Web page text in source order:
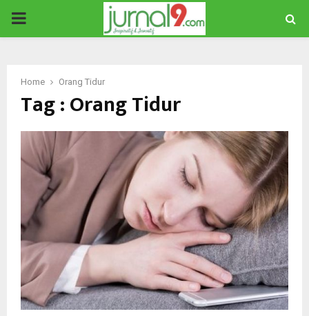
PRIMARY
Home Orang Tidur
Tag : Orang Tidur